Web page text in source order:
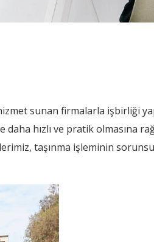
sunan firmalarla işbirliği
daha hızlı ve pratik olmasına
taşınma işleminin